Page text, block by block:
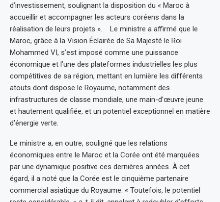
d’investissement, soulignant la disposition du « Maroc à
accueillir et accompagner les acteurs coréens dans la
réalisation de leurs projets ». Le ministre a affirmé que le
Maroc, grâce à la Vision Éclairée de Sa Majesté le Roi
Mohammed VI, s’est imposé comme une puissance
économique et l’une des plateformes industrielles les plus
compétitives de sa région, mettant en lumière les différents
atouts dont dispose le Royaume, notamment des
infrastructures de classe mondiale, une main-d’œuvre jeune
et hautement qualifiée, et un potentiel exceptionnel en matière
d’énergie verte.
Le ministre a, en outre, souligné que les relations
économiques entre le Maroc et la Corée ont été marquées
par une dynamique positive ces dernières années. À cet
égard, il a noté que la Corée est le cinquième partenaire
commercial asiatique du Royaume. « Toutefois, le potentiel